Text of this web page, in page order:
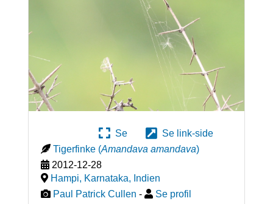
Se
Se link-side
Tigerfinke (Amandava amandava)
2012-12-28
Hampi, Karnataka, Indien
Paul Patrick Cullen - Se profil